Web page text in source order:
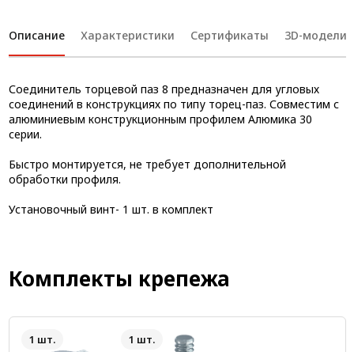
Описание Характеристики Сертификаты 3D-модели
Соединитель торцевой паз 8 предназначен для угловых
соединений в конструкциях по типу торец-паз. Совместим с
алюминиевым конструкционным профилем Алюмика 30
серии.
Быстро монтируется, не требует дополнительной
обработки профиля.
Установочный винт- 1 шт. в комплект
Комплекты крепежа
1 шт. 1 шт.